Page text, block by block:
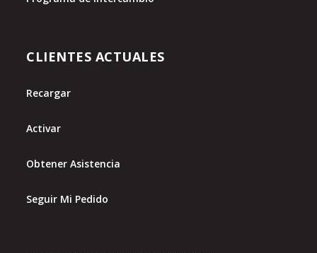
CLIENTES ACTUALES
Recargar
Activar
Obtener Asistencia
Seguir Mi Pedido